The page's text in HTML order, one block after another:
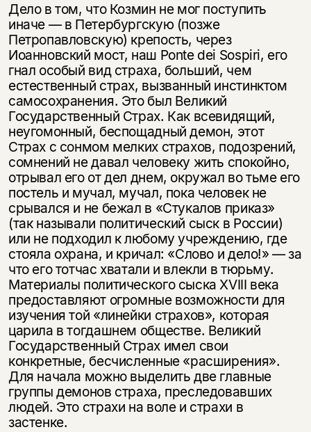
Дело в том, что Козмин не мог поступить
иначе — в Петербургскую (позже
Петропавловскую) крепость, через
Иоанновский мост, наш Ponte dei Sospiri, его
гнал особый вид страха, больший, чем
естественный страх, вызванный инстинктом
самосохранения. Это был Великий
Государственный Страх. Как всевидящий,
неугомонный, беспощадный демон, этот
Страх с сонмом мелких страхов, подозрений,
сомнений не давал человеку жить спокойно,
отрывал его от дел днем, окружал во тьме его
постель и мучал, мучал, пока человек не
срывался и не бежал в «Стукалов приказ»
(так называли политический сыск в России)
или не подходил к любому учреждению, где
стояла охрана, и кричал: «Слово и дело!» — за
что его тотчас хватали и влекли в тюрьму.
Материалы политического сыска XVIII века
предоставляют огромные возможности для
изучения той «линейки страхов», которая
царила в тогдашнем обществе. Великий
Государственный Страх имел свои
конкретные, бесчисленные «расширения».
Для начала можно выделить две главные
группы демонов страха, преследовавших
людей. Это страхи на воле и страхи в
застенке.